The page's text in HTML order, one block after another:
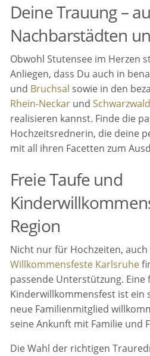
Deine Trauung –
Nachbarstädten
Obwohl Stutensee im Herzen
Anliegen, dass Du auch in
und Bruchsal sowie in den
Rhein-Neckar undSchwarzwald
realisieren kannst. Finde die
Hochzeitsrednerin, die deine
mit all ihren Facetten zum
Freie Taufe und
Region
Nicht nur für Hochzeiten,
Willkommensfeste Karlsruhe
passende Unterstützung. Eine
Kinderwillkommensfest ist ein
neue Familienmitglied
seine Ankunft mit Familie und
Die Wahl der richtigen